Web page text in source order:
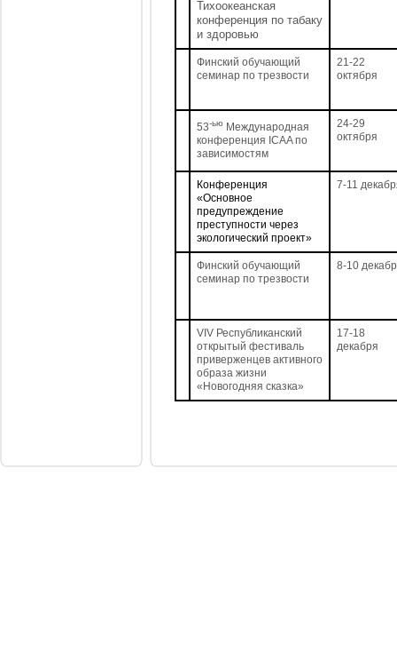
Тихоокеанская
конференция по табаку
и здоровью
Финский обучающий
семинар по трезвости
21-22
октября
53-ью Международная
конференция ICAA по
зависимостям
24-29
октября
Конференция
«Основное
предупреждение
преступности через
экологический проект»
7-11
Финский обучающий
семинар по трезвости
8-10
VIV Республиканский
открытый фестиваль
приверженцев активного
образа жизни
«Новогодняя сказка»
17-18
декабря